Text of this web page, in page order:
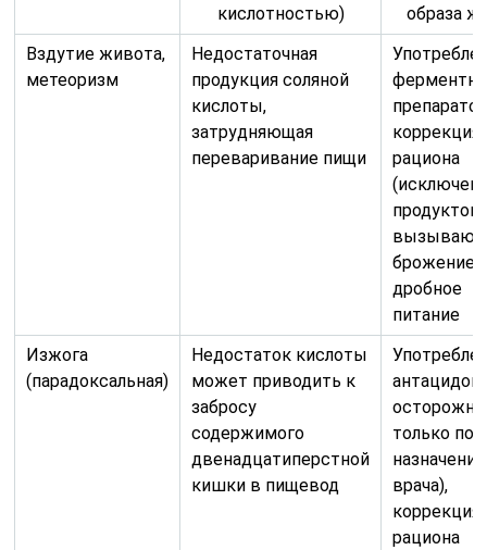
кислотностью)
образа
Вздутие живота,
метеоризм
Недостаточная
продукция соляной
кислоты,
затрудняющая
переваривание пищи
коррекция
рациона
продуктов,
брожение),
дробное
питание
Изжога
(парадоксальная)
Недостаток кислоты
может приводить к
забросу
содержимого
двенадцатиперстной
кишки в пищевод
антацидов
только по
врача),
коррекция
рациона